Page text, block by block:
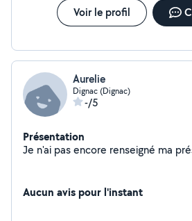
Voir le profil
Aurelie
Dignac (Dignac)
-/5
Présentation
Je n'ai
Aucun avis pour l'instant